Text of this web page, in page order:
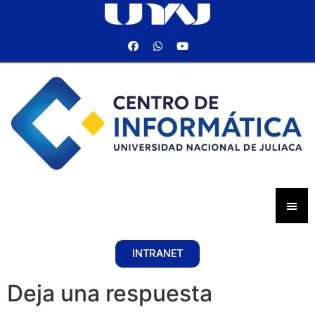
INTRANET
Deja una respuesta